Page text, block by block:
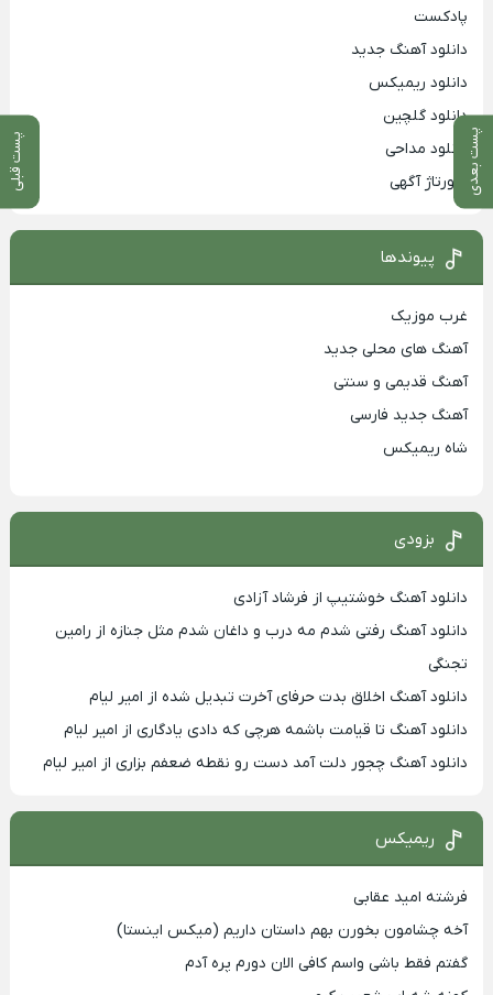
پست بعدی پست قبلی
پادکست
دانلود آهنگ جدید
دانلود ریمیکس
دانلود گلچین
دانلود مداحی
رپورتاژ آگهی
پیوندها
غرب موزیک
آهنگ های محلی جدید
آهنگ قدیمی و سنتی
آهنگ جدید فارسی
شاه ریمیکس
بزودی
دانلود آهنگ خوشتیپ از فرشاد آزادی
دانلود آهنگ رفتی شدم مه درب و داغان شدم مثل جنازه از رامین
تجنگی
دانلود آهنگ اخلاق بدت حرفای آخرت تبدیل شده از امیر لیام
دانلود آهنگ تا قیامت باشمه هرچی که دادی یادگاری از امیر لیام
دانلود آهنگ چجور دلت آمد دست رو نقطه ضعفم بزاری از امیر لیام
ریمیکس
فرشته امید عقابی
آخه چشامون بخورن بهم داستان داریم (میکس اینستا)
گفتم فقط باشی واسم کافی الان دورم پره آدم